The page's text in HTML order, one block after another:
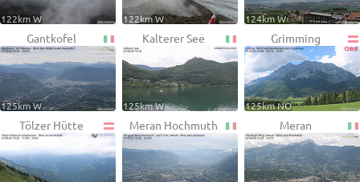
122km W 122km W 124km W
Gantkofel
125km W
Kalterer See
125km W
Grimming
125km NO
Tölzer Hütte Meran Hochmuth Meran